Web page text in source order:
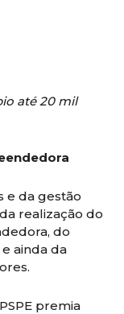
até 20 mil
e da gestão
realização do
do
ainda da
premia